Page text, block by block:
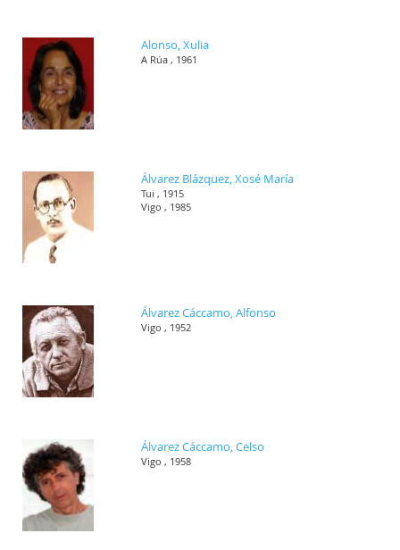
Alonso, Xulia
A Rúa , 1961
Álvarez Blázquez, Xosé María
Tui , 1915
Vigo , 1985
Álvarez Cáccamo, Alfonso
Vigo , 1952
Álvarez Cáccamo, Celso
Vigo , 1958